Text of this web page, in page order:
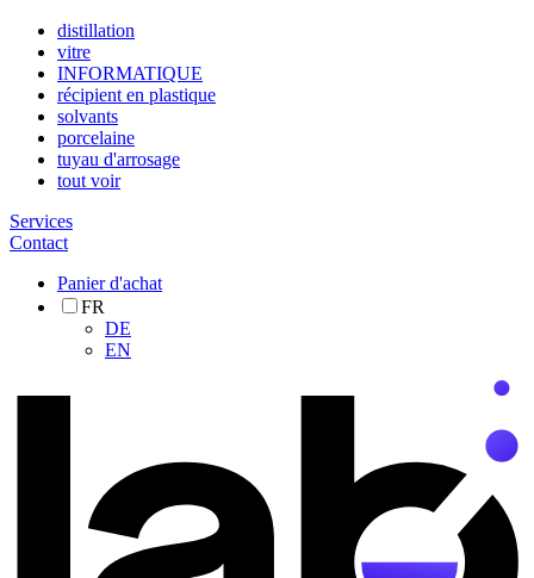
distillation
vitre
INFORMATIQUE
récipient en plastique
solvants
porcelaine
tuyau d'arrosage
tout voir
Services
Contact
Panier d'achat
FR
DE
EN